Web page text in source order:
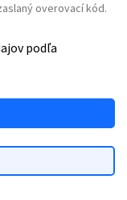
overovací kód.
podľa